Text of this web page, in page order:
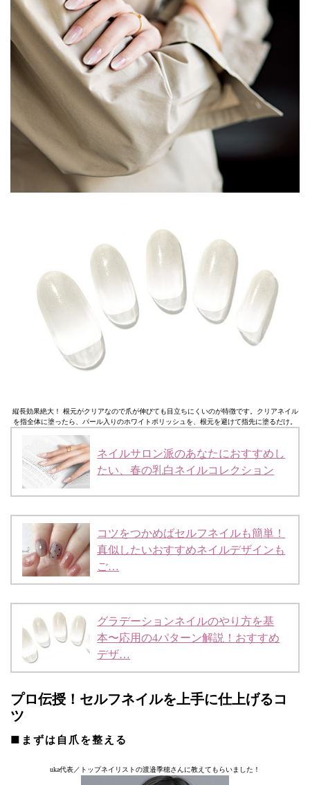
縦長効果絶大！ 根元がクリアなので爪が伸びても目立ちにくいのが特徴です。クリアネイル
を指全体に塗ったら、パール入りのホワイトポリッシュを、根元を避けて指先に塗るだけ。
ネイルサロン派のあなたにおすすめし
たい、春の乳白ネイルコレクション
コツをつかめばセルフネイルも簡単！
真似したいおすすめネイルデザインも
ご…
グラデーションネイルのやり方を基
本〜応用の4パターン解説！おすすめ
デザ…
プロ伝授！セルフネイルを上手に仕上げるコ
ツ
■まずは自爪を整える
uka代表／トップネイリストの渡邉季穂さんに教えてもらいました！